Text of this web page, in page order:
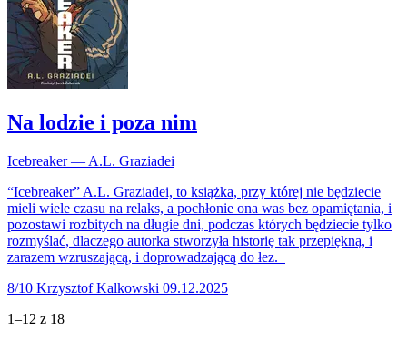
Na lodzie i poza nim
Icebreaker — A.L. Graziadei
“Icebreaker” A.L. Graziadei, to książka, przy której nie będziecie
mieli wiele czasu na relaks, a pochłonie ona was bez opamiętania, i
pozostawi rozbitych na długie dni, podczas których będziecie tylko
rozmyślać, dlaczego autorka stworzyła historię tak przepiękną, i
zarazem wzruszającą, i doprowadzającą do łez.
8/10 Krzysztof Kalkowski 09.12.2025
1–12 z 18